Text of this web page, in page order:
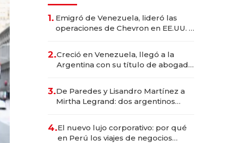
1. Emigró de Venezuela, lideró las
operaciones de Chevron en EE.UU. y
2.Creció en Venezuela, llegó a la
Argentina con su título de abogado
marcas "fast premium"
3.De Paredes y Lisandro Martínez a
Mirtha Legrand: dos argentinos
4.El nuevo lujo corporativo: por qué
en Perú los viajes de negocios